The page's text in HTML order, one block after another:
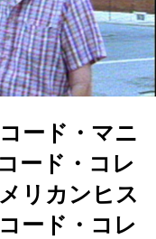
ード・マニ
ード・コレ
リカンヒス
ード・コレ